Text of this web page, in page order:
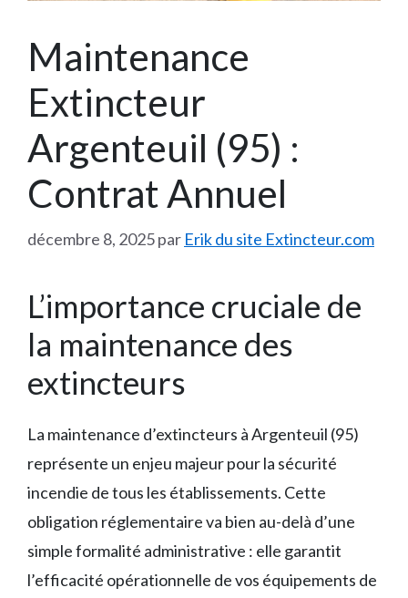
Maintenance
Extincteur
Argenteuil (95) :
Contrat Annuel
décembre 8, 2025par Erik du site Extincteur.com
L’importance cruciale de
la maintenance des
extincteurs
La maintenance d’extincteurs à Argenteuil (95)
représente un enjeu majeur pour la sécurité
incendie de tous les établissements. Cette
obligation réglementaire va bien au-delà d’une
simple formalité administrative : elle garantit
l’efficacité opérationnelle de vos équipements de